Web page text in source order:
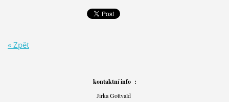
« Zpět
kontaktní info :
Jirka Gottvald